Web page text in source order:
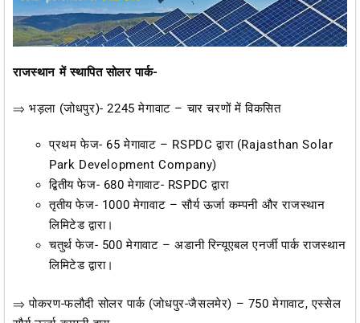
राजस्थान में स्थापित सोलर पार्क-
⇒ भड़ला (जोधपुर)- 2245 मेगावाट – चार चरणों में विकसित
प्रथम फेज- 65 मेगावाट – RSPDC द्वारा (Rajasthan Solar
Park Development Company)
द्बितीय फेज- 680 मेगावाट- RSPDC द्वारा
तृतीय फेज- 1000 मेगावाट – सौर्य ऊर्जा कम्पनी और राजस्थान
लिमिटेड द्वारा।
चतुर्थ फेज- 500 मेगावाट – अडानी रिन्यूएबल एनर्जी पार्क राजस्थान
लिमिटेड द्वारा।
⇒ पोकरण-फलौदी सोलर पार्क (जोधपुर-जैसलमेर) – 750 मेगावाट, एस्सेल